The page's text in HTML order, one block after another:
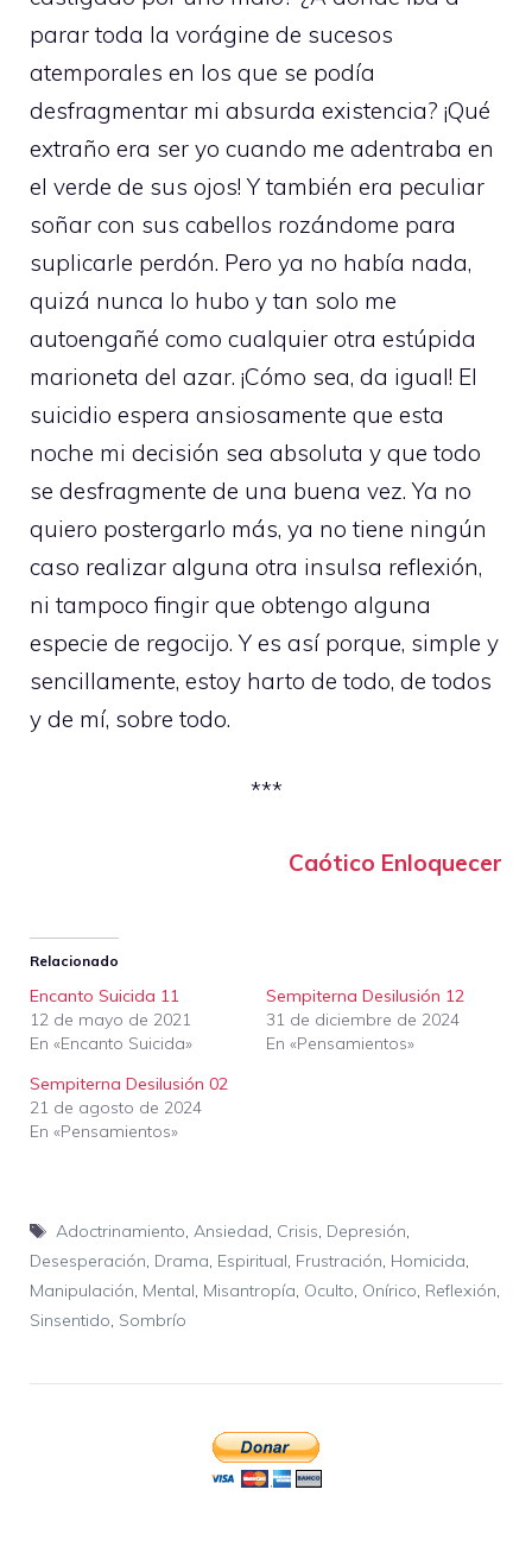
parar toda la vorágine de sucesos
atemporales en los que se podía
desfragmentar mi absurda existencia? ¡Qué
extraño era ser yo cuando me adentraba en
el verde de sus ojos! Y también era peculiar
soñar con sus cabellos rozándome para
suplicarle perdón. Pero ya no había nada,
quizá nunca lo hubo y tan solo me
autoengañé como cualquier otra estúpida
marioneta del azar. ¡Cómo sea, da igual! El
suicidio espera ansiosamente que esta
noche mi decisión sea absoluta y que todo
se desfragmente de una buena vez. Ya no
quiero postergarlo más, ya no tiene ningún
caso realizar alguna otra insulsa reflexión,
ni tampoco fingir que obtengo alguna
especie de regocijo. Y es así porque, simple y
sencillamente, estoy harto de todo, de todos
y de mí, sobre todo.
***
Caótico Enloquecer
Relacionado
Encanto Suicida 11
12 de mayo de 2021
En «Encanto Suicida»
Sempiterna Desilusión 12
31 de diciembre de 2024
En «Pensamientos»
Sempiterna Desilusión 02
21 de agosto de 2024
En «Pensamientos»
Etiquetas
Adoctrinamiento, Ansiedad, Crisis, Depresión,
Desesperación, Drama, Espiritual, Frustración, Homicida,
Manipulación, Mental, Misantropía, Oculto, Onírico, Reflexión,
Sinsentido, Sombrío